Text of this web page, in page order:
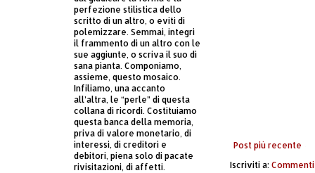
Post più recente
Iscriviti a:
perfezione stilistica dello
scritto di un altro, o eviti di
polemizzare. Semmai, integri
il frammento di un altro con le
sue aggiunte, o scriva il suo di
sana pianta. Componiamo,
assieme, questo mosaico.
Infiliamo, una accanto
all’altra, le “perle” di questa
collana di ricordi. Costituiamo
questa banca della memoria,
priva di valore monetario, di
interessi, di creditori e
debitori, piena solo di pacate
rivisitazioni, di affetti.